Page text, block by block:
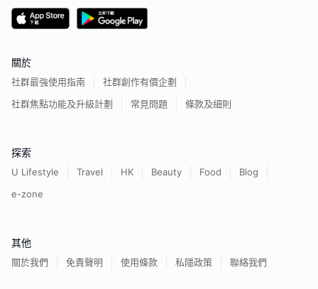
關於
社群最強使用指南
社群創作有價企劃
社群焦點功能及升級計劃
常見問題 條款及細則
探索
U Lifestyle Travel HK Beauty Food
Blog
e-zone
其他
關於我們 免責聲明 使用條款 私隱政策 聯絡我們